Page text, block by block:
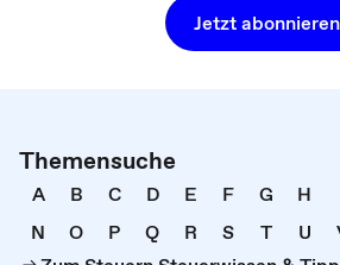
Jetzt abonnieren
Themensuche
A B C D E F G H
N
O P Q R S T U